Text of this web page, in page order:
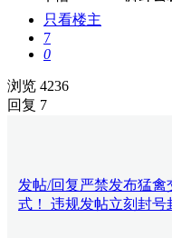
只看楼主
7
0
浏览 4236
回复 7
发帖/回复严禁发布猛
式！ 违规发帖立刻封号